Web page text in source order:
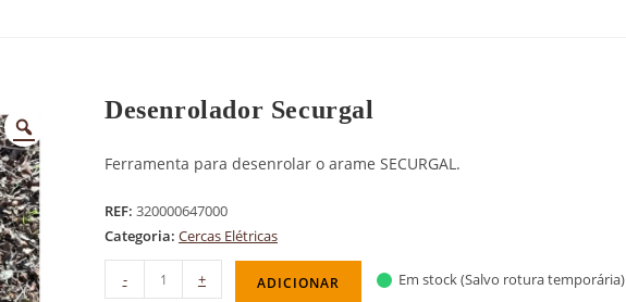
Desenrolador Securgal
Ferramenta para desenrolar o arame SECURGAL.
REF: 320000647000
Categoria: Cercas Elétricas
- + ADICIONAR Em stock (Salvo rotura temporária)